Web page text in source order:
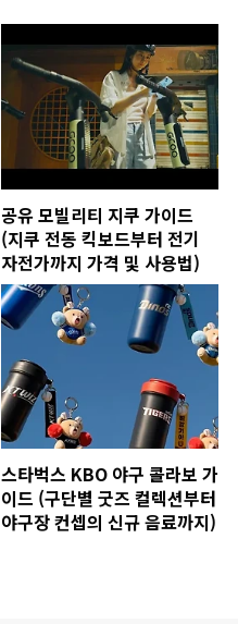
공유 모빌리티 지쿠 가이드
(지쿠 전동 킥보드부터 전기
자전가까지 가격 및 사용법)
스타벅스 KBO 야구 콜라보 가
이드 (구단별 굿즈 컬렉션부터
야구장 컨셉의 신규 음료까지)